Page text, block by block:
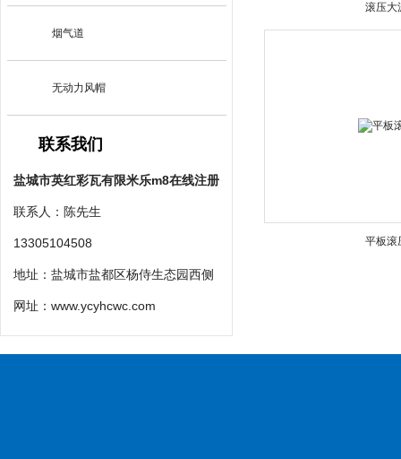
烟气道
无动力风帽
联系我们
盐城市英红彩瓦有限米乐m8在线注册
联系人：陈先生
13305104508
地址：盐城市盐都区杨侍生态园西侧
网址： www.ycyhcwc.com
滚压大
平板滚